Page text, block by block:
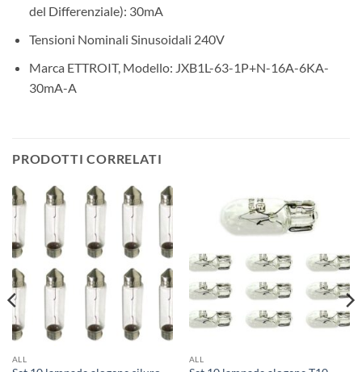
del Differenziale): 30mA
Tensioni Nominali Sinusoidali 240V
Marca ETTROIT, Modello: JXB1L-63-1P+N-16A-6KA-
30mA-A
PRODOTTI CORRELATI
ALL ALL